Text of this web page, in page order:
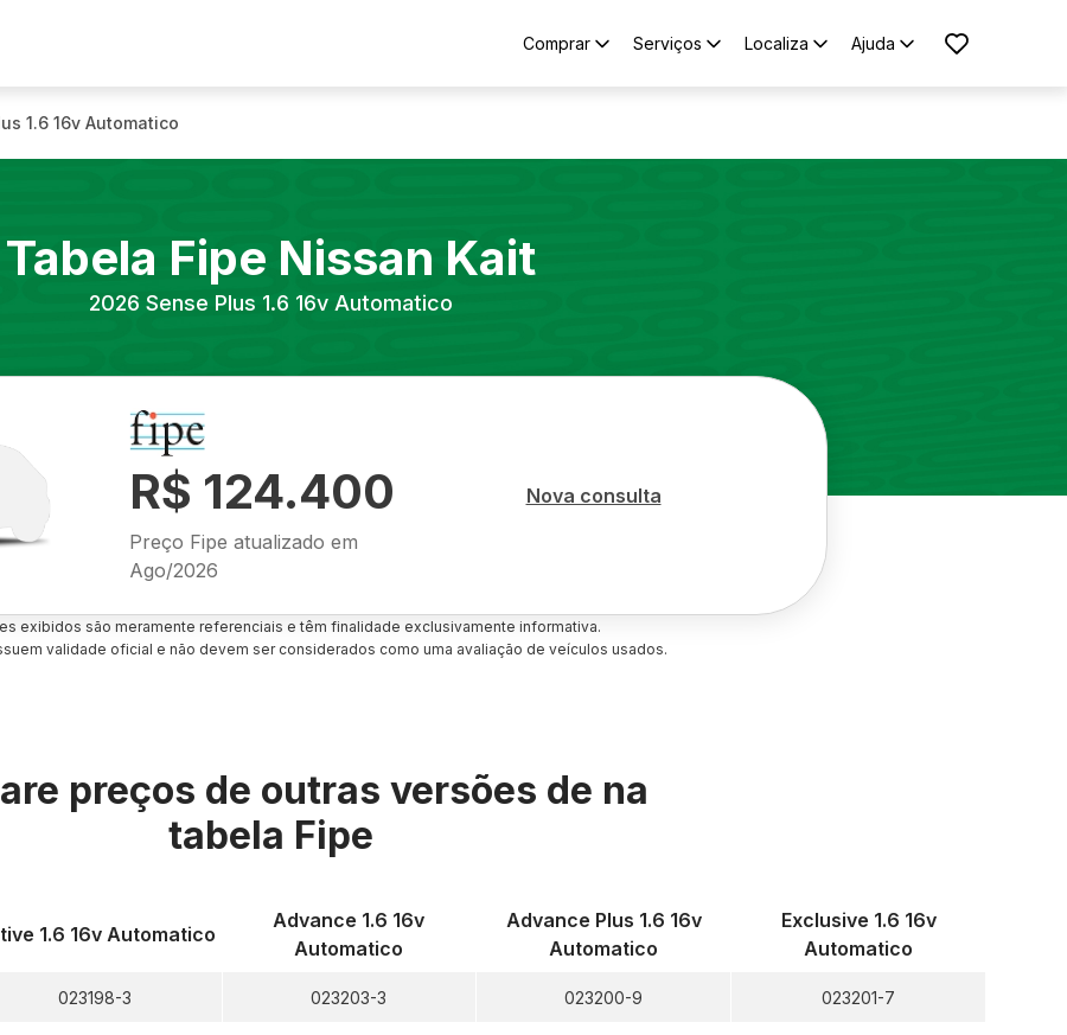
Comprar Serviços Localiza Ajuda
1.6 16v Automatico
Tabela Fipe Nissan Kait
2026 Sense Plus 1.6 16v Automatico
R$ 124.400
Preço Fipe atualizado em
Ago/2026
Nova consulta
exibidos são meramente referenciais e têm finalidade exclusivamente informativa.
validade oficial e não devem ser considerados como uma avaliação de veículos usados.
preços de outras versões de na
tabela Fipe
1.6 16v Automatico
023198-3
Advance 1.6 16v
Automatico
023203-3
Advance Plus 1.6 16v
Automatico
023200-9
Exclusive 1.6 16v
Automatico
023201-7